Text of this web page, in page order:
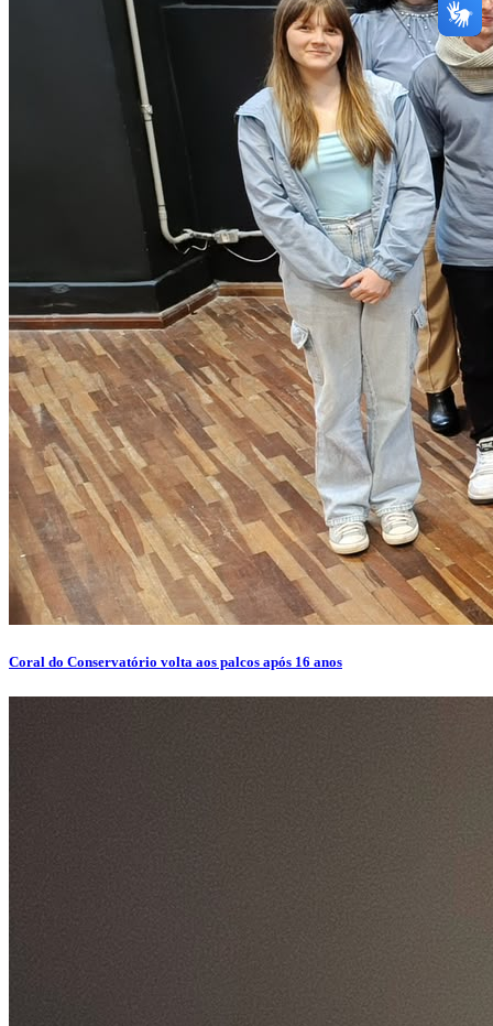
Coral do Conservatório volta aos palcos após 16 anos